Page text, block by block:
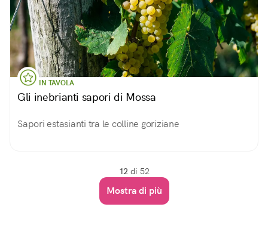
IN TAVOLA
Gli inebrianti sapori di Mossa
Sapori estasianti tra le colline goriziane
12 di 52
Mostra di più